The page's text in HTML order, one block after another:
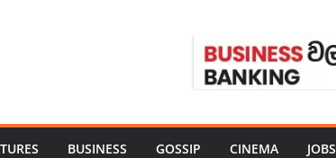
BUSINESS GOSSIP CINEMA JOBS